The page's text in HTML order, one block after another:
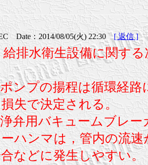
Date：2014/08/05(火) 22:30[ 返信 ]
排水衛生設備に関す
ンプの揚程は循環経路
失で決定される。
弁用バキュームブレー
ハンマは，管内の流
などに発生しやすい。